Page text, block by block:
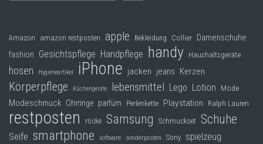
Amazon amazon restposten apple Bekleidung Collier Damenschuhe
fashion Gesichtspflege Handpflege handy Haushaltsgeräte
hosen Hygieneartikel iPhone jacken jeans Kerzen
Körperpflege Küchengeräte lebensmittel Lego Lotion Mode
Modeschmuck Ohrringe parfüm Perlenkette Playstation Ralph Lauren
restposten röcke Samsung Schmuckset Schuhe
Seife smartphone software sonderposten Sony spielzeug